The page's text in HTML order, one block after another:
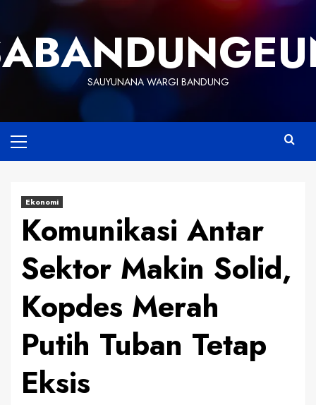
content
SAUYUNANA WARGI BANDUNG
Menu
Ekonomi
Komunikasi Antar
Sektor Makin Solid,
Kopdes Merah
Putih Tuban Tetap
Eksis